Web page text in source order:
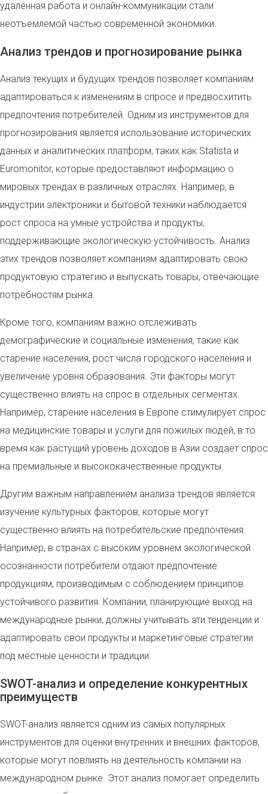
удалённая работа и онлайн-коммуникации стали
неотъемлемой частью современной экономики.
Анализ трендов и прогнозирование рынка
Анализ текущих и будущих трендов позволяет компаниям
адаптироваться к изменениям в спросе и предвосхитить
предпочтения потребителей. Одним из инструментов для
прогнозирования является использование исторических
данных и аналитических платформ, таких как Statista и
Euromonitor, которые предоставляют информацию о
мировых трендах в различных отраслях. Например, в
индустрии электроники и бытовой техники наблюдается
рост спроса на умные устройства и продукты,
поддерживающие экологическую устойчивость. Анализ
этих трендов позволяет компаниям адаптировать свою
продуктовую стратегию и выпускать товары, отвечающие
потребностям рынка.
Кроме того, компаниям важно отслеживать
демографические и социальные изменения, такие как
старение населения, рост числа городского населения и
увеличение уровня образования. Эти факторы могут
существенно влиять на спрос в отдельных сегментах.
Например, старение населения в Европе стимулирует спрос
на медицинские товары и услуги для пожилых людей, в то
время как растущий уровень доходов в Азии создаёт спрос
на премиальные и высококачественные продукты.
Другим важным направлением анализа трендов является
изучение культурных факторов, которые могут
существенно влиять на потребительские предпочтения.
Например, в странах с высоким уровнем экологической
осознанности потребители отдают предпочтение
продукциям, производимым с соблюдением принципов
устойчивого развития. Компании, планирующие выход на
международные рынки, должны учитывать эти тенденции и
адаптировать свои продукты и маркетинговые стратегии
под местные ценности и традиции.
SWOT-анализ и определение конкурентных
преимуществ
SWOT-анализ является одним из самых популярных
инструментов для оценки внутренних и внешних факторов,
которые могут повлиять на деятельность компании на
международном рынке. Этот анализ помогает определить